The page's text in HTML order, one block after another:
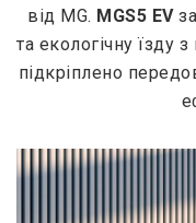
від MG. MGS5 EV
та екологічну їзду
підкріплено